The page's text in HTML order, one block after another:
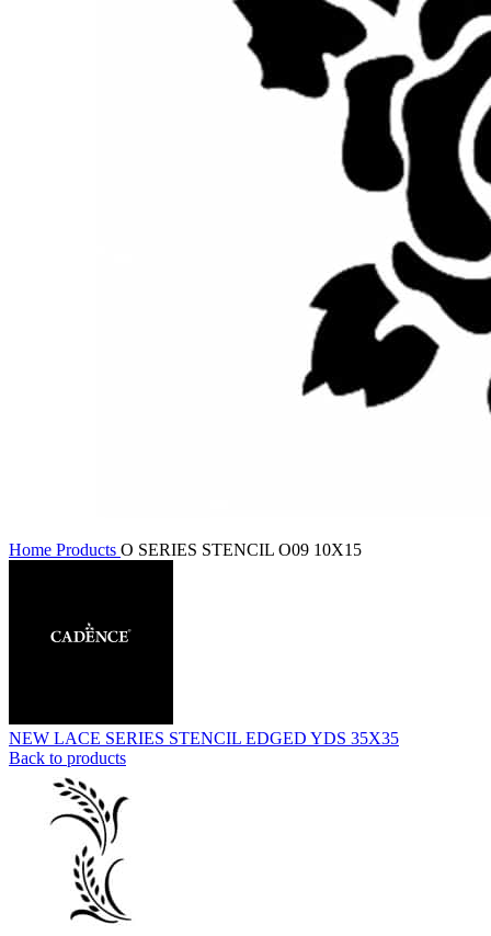
Home Products O SERIES STENCIL O09 10X15
NEW LACE SERIES STENCIL EDGED YDS 35X35
Back to products